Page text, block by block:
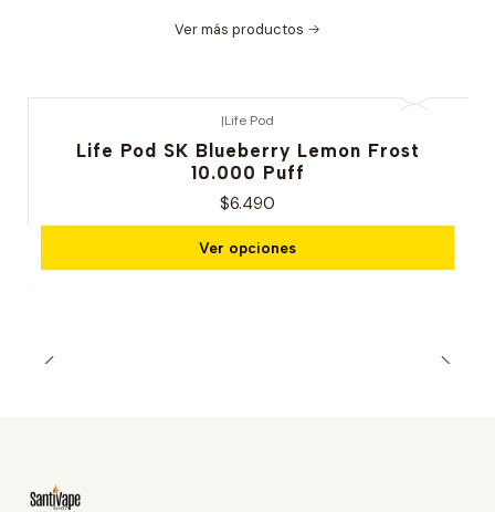
Ver más productos
|Life Pod
Life Pod SK Blueberry Lemon Frost
10.000 Puff
$6.490
Ver opciones